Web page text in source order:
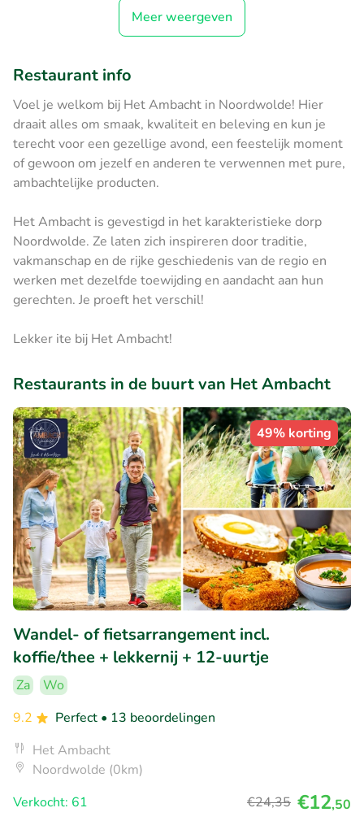
Meer weergeven
Restaurant info
Voel je welkom bij Het Ambacht in Noordwolde! Hier
draait alles om smaak, kwaliteit en beleving en kun je
terecht voor een gezellige avond, een feestelijk moment
of gewoon om jezelf en anderen te verwennen met pure,
ambachtelijke producten.
Het Ambacht is gevestigd in het karakteristieke dorp
Noordwolde. Ze laten zich inspireren door traditie,
vakmanschap en de rijke geschiedenis van de regio en
werken met dezelfde toewijding en aandacht aan hun
gerechten. Je proeft het verschil!
Lekker ite bij Het Ambacht!
Restaurants in de buurt van Het Ambacht
49% korting
Wandel- of fietsarrangement incl.
koffie/thee + lekkernij + 12-uurtje
Za
Wo
9.2
Perfect • 13 beoordelingen
Het Ambacht
Noordwolde (0km)
Verkocht: 61
€24,35 €12,50